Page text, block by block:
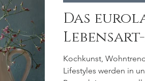
Das
Kochkunst,
Lifestyles werden in